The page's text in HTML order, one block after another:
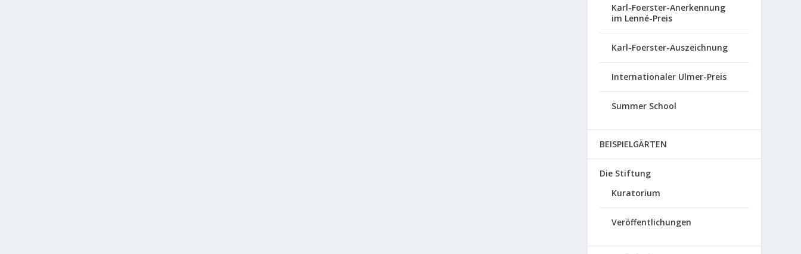
Karl-Foerster-Anerkennung
im Lenné-Preis
Karl-Foerster-Auszeichnung
Internationaler Ulmer-Preis
Summer School
BEISPIELGÄRTEN
Die Stiftung
Kuratorium
Veröffentlichungen